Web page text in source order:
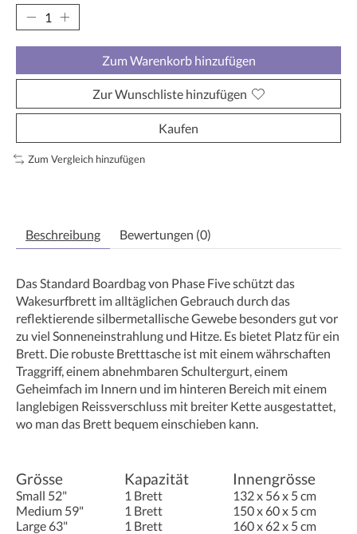
Zum Warenkorb hinzufügen
Zur Wunschliste hinzufügen
Kaufen
Zum Vergleich hinzufügen
Beschreibung Bewertungen (0)
Das Standard Boardbag von Phase Five schützt das
Wakesurfbrett im alltäglichen Gebrauch durch das
reflektierende silbermetallische Gewebe besonders gut vor
zu viel Sonneneinstrahlung und Hitze. Es bietet Platz für ein
Brett. Die robuste Bretttasche ist mit einem währschaften
Traggriff, einem abnehmbaren Schultergurt, einem
Geheimfach im Innern und im hinteren Bereich mit einem
langlebigen Reissverschluss mit breiter Kette ausgestattet,
wo man das Brett bequem einschieben kann.
Grösse Kapazität Innengrösse
Small 52" 1 Brett
132 x 56 x 5 cm
Medium 59"
1 Brett
150 x 60 x 5 cm
Large 63"
1 Brett 160 x 62 x 5 cm